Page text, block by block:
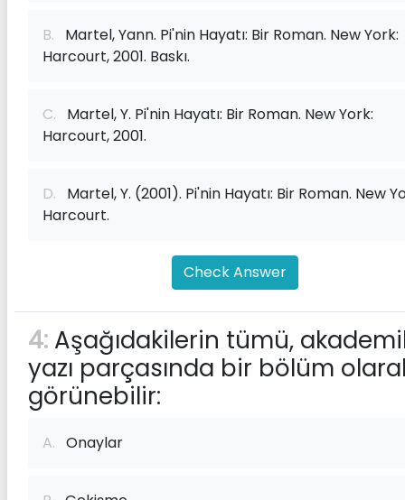
B. Martel, Yann. Pi'nin Hayatı: Bir Roman. New York:
Harcourt, 2001. Baskı.
C. Martel, Y. Pi'nin Hayatı: Bir Roman. New York:
Harcourt, 2001.
D. Martel, Y. (2001). Pi'nin Hayatı: Bir Roman. New
Harcourt.
Check Answer
4: Aşağıdakilerin tümü,
yazı parçasında bir bölüm
görünebilir:
A. Onaylar